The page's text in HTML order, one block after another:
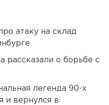
атаку на склад
рассказали о борьбе с
легенда 90-х
и вернулся в